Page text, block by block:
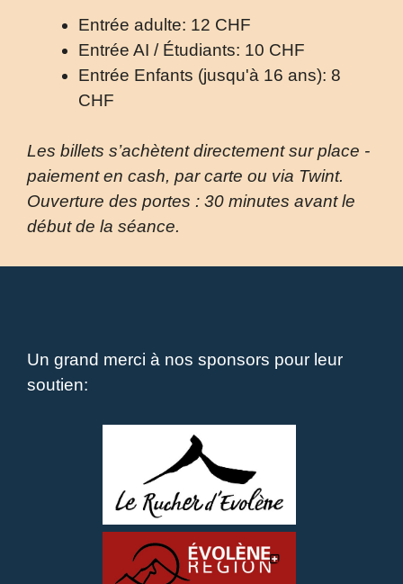
Entrée adulte: 12 CHF
Entrée AI / Étudiants: 10 CHF
Entrée Enfants (jusqu'à 16 ans): 8
CHF
Les billets s’achètent directement sur place -
paiement en cash, par carte ou via Twint.
Ouverture des portes : 30 minutes avant le
début de la séance.
Un grand merci à nos sponsors pour leur
soutien: